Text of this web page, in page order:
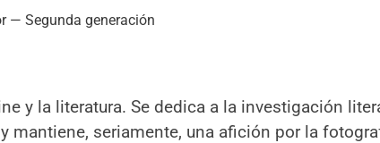
— Segunda generación
y la literatura. Se dedica a la investigación
mantiene, seriamente, una afición por la